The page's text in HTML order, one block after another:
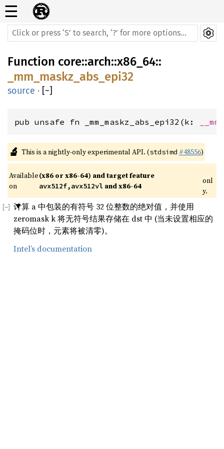
☰
Function core::arch::x86_64::
_mm_maskz_abs_epi32
source · [−]
pub unsafe fn _mm_maskz_abs_epi32(k:
🔬 This is a nightly-only experimental API. (stdsimd #48556)
Available
on
avx512f,avx512vl and x86-64
onl
y.
计算 a 中包装的有符号 32 位整数的绝对值，并使用
zeromask k 将无符号结果存储在 dst 中 (当未设置相应的
掩码位时，元素将被清零)。
Intel’s documentation